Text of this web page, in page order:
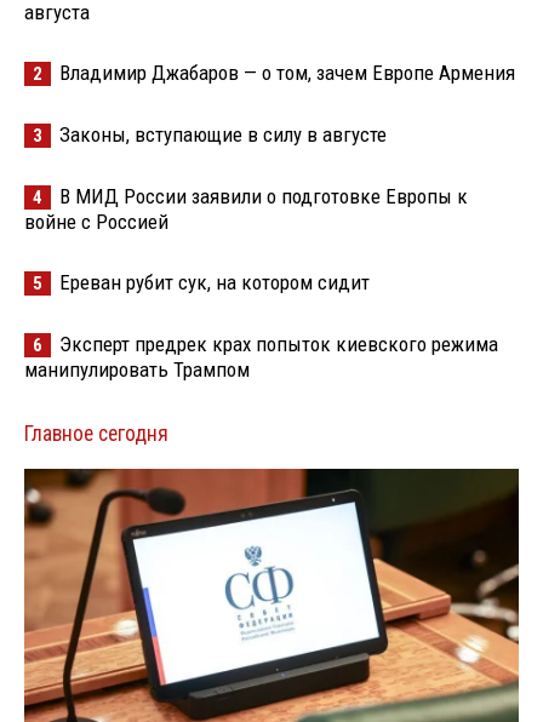
августа
2 Владимир Джабаров — о том, зачем Европе Армения
3 Законы, вступающие в силу в августе
4
В МИД России заявили о подготовке Европы к
войне с Россией
5 Ереван рубит сук, на котором сидит
6
Эксперт предрек крах попыток киевского режима
манипулировать Трампом
Главное сегодня